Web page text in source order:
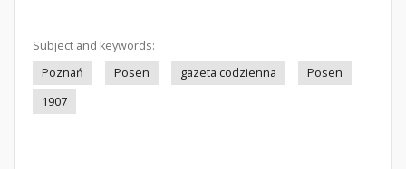
Subject and keywords:
Poznań
Posen gazeta codzienna
Posen
1907